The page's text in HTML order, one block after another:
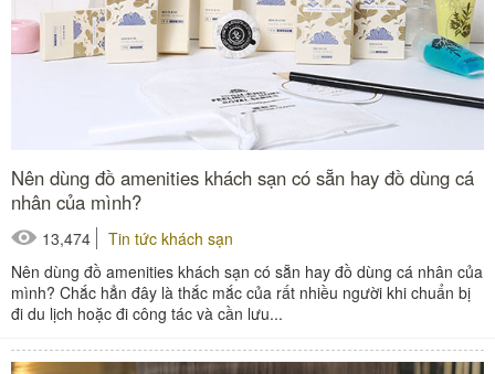
Nên dùng đồ amenities khách sạn có sẵn hay đồ dùng cá
nhân của mình?
13,474
Tin tức khách sạn
Nên dùng đồ amenities khách sạn có sẵn hay đồ dùng cá nhân của
mình? Chắc hẳn đây là thắc mắc của rất nhiều người khi chuẩn bị
đi du lịch hoặc đi công tác và cần lưu...